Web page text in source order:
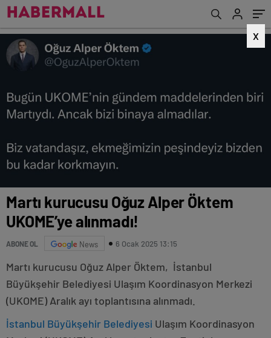
X
Martı kurucusu Oğuz Alper Öktem
UKOME’ye alınmadı!
ABONE OL News 6 Ocak 2025 13:15
Martı kurucusu Oğuz Alper Öktem, İstanbul
Büyükşehir Belediyesi Ulaşım Koordinasyon Merkezi
(UKOME) Aralık ayı toplantısına alınmadı.
İstanbul Büyükşehir Belediyesi Ulaşım Koordinasyon